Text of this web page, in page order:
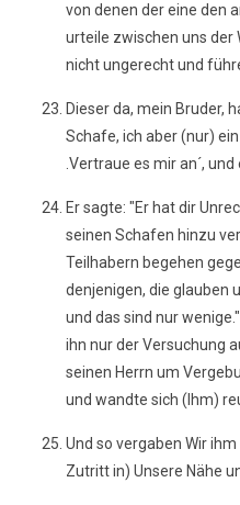
von denen der eine den
urteile zwischen uns der
nicht ungerecht und
Dieser da, mein Bruder,
Schafe, ich aber (nur)
.Vertraue es mir an´,
Er sagte: "Er hat dir
seinen Schafen hinzu
Teilhabern begehen
denjenigen, die glauben
und das sind nur
ihn nur der Versuchung
seinen Herrn um
und wandte sich (Ihm)
Und so vergaben Wir
Zutritt in) Unsere Nähe